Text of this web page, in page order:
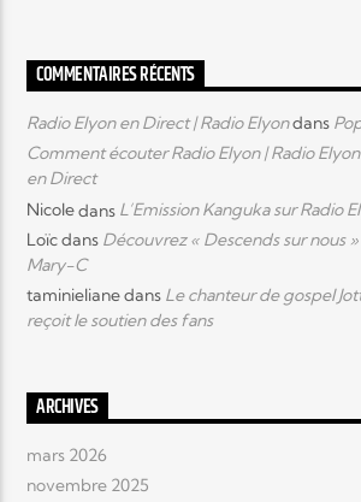
COMMENTAIRES RÉCENTS
Radio Elyon en Direct | Radio Elyondans
Comment écouter Radio Elyon | Radio Elyon
en Direct
Nicoledans L’Emission Kanguka sur Radio
Loïcdans Découvrez « Descends sur nous
Mary-C
taminielianedans Le chanteur de gospel
reçoit le soutien des fans
ARCHIVES
mars 2026
novembre 2025